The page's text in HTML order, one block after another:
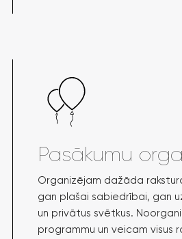
Pasākumu
Organizējam dažāda
gan plašai sabiedrībai, gan
un privātus svētkus.
programmu un veicam visus